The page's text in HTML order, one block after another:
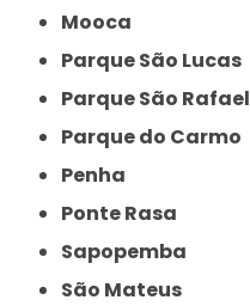
Mooca
Parque São Lucas
Parque São Rafael
Parque do Carmo
Penha
Ponte Rasa
Sapopemba
São Mateus